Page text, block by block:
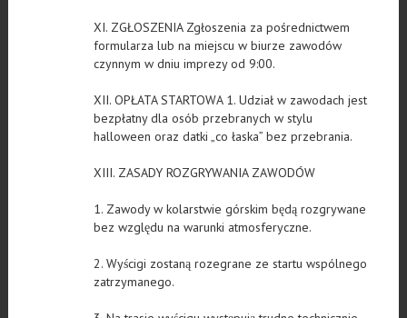
XI. ZGŁOSZENIA Zgłoszenia za pośrednictwem
formularza lub na miejscu w biurze zawodów
czynnym w dniu imprezy od 9:00.
XII. OPŁATA STARTOWA 1. Udział w zawodach jest
bezpłatny dla osób przebranych w stylu
halloween oraz datki „co łaska” bez przebrania.
XIII. ZASADY ROZGRYWANIA ZAWODÓW
1. Zawody w kolarstwie górskim będą rozgrywane
bez względu na warunki atmosferyczne.
2. Wyścigi zostaną rozegrane ze startu wspólnego
zatrzymanego.